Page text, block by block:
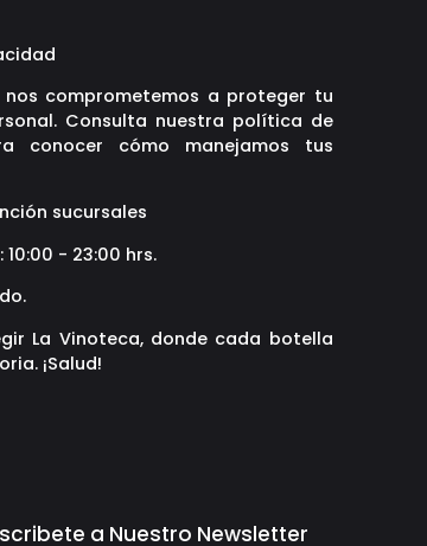
nos comprometemos a proteger tu
Consulta nuestra política de
conocer cómo manejamos tus
sucursales
10:00 - 23:00 hrs.
La Vinoteca, donde cada botella
¡Salud!
a Nuestro Newsletter